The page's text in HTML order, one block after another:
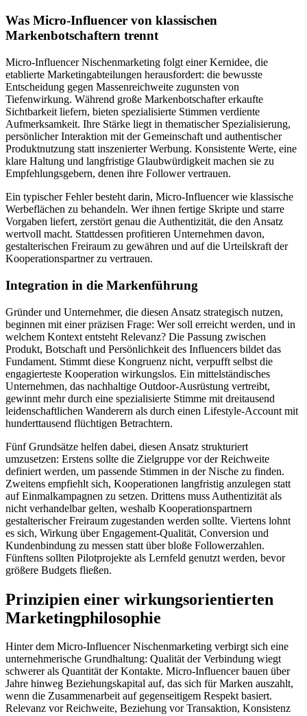
Was Micro-Influencer von klassischen
Markenbotschaftern trennt
Micro-Influencer Nischenmarketing folgt einer Kernidee, die
etablierte Marketingabteilungen herausfordert: die bewusste
Entscheidung gegen Massenreichweite zugunsten von
Tiefenwirkung. Während große Markenbotschafter erkaufte
Sichtbarkeit liefern, bieten spezialisierte Stimmen verdiente
Aufmerksamkeit. Ihre Stärke liegt in thematischer Spezialisierung,
persönlicher Interaktion mit der Gemeinschaft und authentischer
Produktnutzung statt inszenierter Werbung. Konsistente Werte, eine
klare Haltung und langfristige Glaubwürdigkeit machen sie zu
Empfehlungsgebern, denen ihre Follower vertrauen.
Ein typischer Fehler besteht darin, Micro-Influencer wie klassische
Werbeflächen zu behandeln. Wer ihnen fertige Skripte und starre
Vorgaben liefert, zerstört genau die Authentizität, die den Ansatz
wertvoll macht. Stattdessen profitieren Unternehmen davon,
gestalterischen Freiraum zu gewähren und auf die Urteilskraft der
Kooperationspartner zu vertrauen.
Integration in die Markenführung
Gründer und Unternehmer, die diesen Ansatz strategisch nutzen,
beginnen mit einer präzisen Frage: Wer soll erreicht werden, und in
welchem Kontext entsteht Relevanz? Die Passung zwischen
Produkt, Botschaft und Persönlichkeit des Influencers bildet das
Fundament. Stimmt diese Kongruenz nicht, verpufft selbst die
engagierteste Kooperation wirkungslos. Ein mittelständisches
Unternehmen, das nachhaltige Outdoor-Ausrüstung vertreibt,
gewinnt mehr durch eine spezialisierte Stimme mit dreitausend
leidenschaftlichen Wanderern als durch einen Lifestyle-Account mit
hunderttausend flüchtigen Betrachtern.
Fünf Grundsätze helfen dabei, diesen Ansatz strukturiert
umzusetzen: Erstens sollte die Zielgruppe vor der Reichweite
definiert werden, um passende Stimmen in der Nische zu finden.
Zweitens empfiehlt sich, Kooperationen langfristig anzulegen statt
auf Einmalkampagnen zu setzen. Drittens muss Authentizität als
nicht verhandelbar gelten, weshalb Kooperationspartnern
gestalterischer Freiraum zugestanden werden sollte. Viertens lohnt
es sich, Wirkung über Engagement-Qualität, Conversion und
Kundenbindung zu messen statt über bloße Followerzahlen.
Fünftens sollten Pilotprojekte als Lernfeld genutzt werden, bevor
größere Budgets fließen.
Prinzipien einer wirkungsorientierten
Marketingphilosophie
Hinter dem Micro-Influencer Nischenmarketing verbirgt sich eine
unternehmerische Grundhaltung: Qualität der Verbindung wiegt
schwerer als Quantität der Kontakte. Micro-Influencer bauen über
Jahre hinweg Beziehungskapital auf, das sich für Marken auszahlt,
wenn die Zusammenarbeit auf gegenseitigem Respekt basiert.
Relevanz vor Reichweite, Beziehung vor Transaktion, Konsistenz